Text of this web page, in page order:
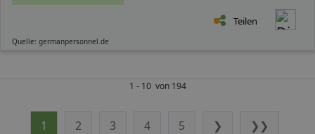
Teilen
Quelle: germanpersonnel.de
1 - 10 von 194
1 2 3 4 5 ❯ ❯❯